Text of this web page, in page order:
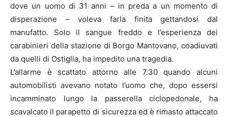
dove un uomo di 31 anni – in preda a un momento di
disperazione – voleva farla finita gettandosi dal
manufatto. Solo il sangue freddo e l’esperienza dei
carabinieri della stazione di Borgo Mantovano, coadiuvati
da quelli di Ostiglia, ha impedito una tragedia.
L’allarme è scattato attorno alle 7.30 quando alcuni
automobilisti avevano notato l’uomo che, dopo essersi
incamminato lungo la passerella ciclopedonale, ha
scavalcato il parapetto di sicurezza ed è rimasto attaccato